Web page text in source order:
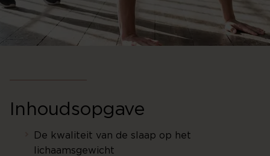
Inhoudsopgave
De kwaliteit van de slaap op het
lichaamsgewicht